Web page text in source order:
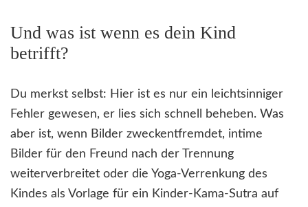
Und was ist wenn es dein Kind
betrifft?
Du merkst selbst: Hier ist es nur ein leichtsinniger
Fehler gewesen, er lies sich schnell beheben. Was
aber ist, wenn Bilder zweckentfremdet, intime
Bilder für den Freund nach der Trennung
weiterverbreitet oder die Yoga-Verrenkung des
Kindes als Vorlage für ein Kinder-Kama-Sutra auf